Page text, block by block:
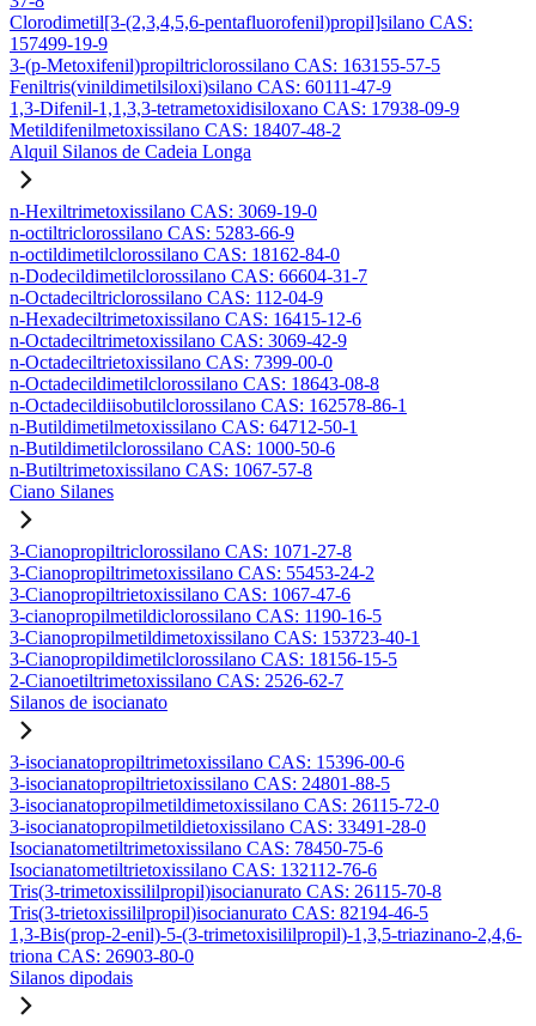
Clorodimetil[3-(2,3,4,5,6-pentafluorofenil)propil]silano CAS:
157499-19-9
3-(p-Metoxifenil)propiltriclorossilano CAS: 163155-57-5
Feniltris(vinildimetilsiloxi)silano CAS: 60111-47-9
1,3-Difenil-1,1,3,3-tetrametoxidisiloxano CAS: 17938-09-9
Metildifenilmetoxissilano CAS: 18407-48-2
Alquil Silanos de Cadeia Longa
n-Hexiltrimetoxissilano CAS: 3069-19-0
n-octiltriclorossilano CAS: 5283-66-9
n-octildimetilclorossilano CAS: 18162-84-0
n-Dodecildimetilclorossilano CAS: 66604-31-7
n-Octadeciltriclorossilano CAS: 112-04-9
n-Hexadeciltrimetoxissilano CAS: 16415-12-6
n-Octadeciltrimetoxissilano CAS: 3069-42-9
n-Octadeciltrietoxissilano CAS: 7399-00-0
n-Octadecildimetilclorossilano CAS: 18643-08-8
n-Octadecildiisobutilclorossilano CAS: 162578-86-1
n-Butildimetilmetoxissilano CAS: 64712-50-1
n-Butildimetilclorossilano CAS: 1000-50-6
n-Butiltrimetoxissilano CAS: 1067-57-8
Ciano Silanes
3-Cianopropiltriclorossilano CAS: 1071-27-8
3-Cianopropiltrimetoxissilano CAS: 55453-24-2
3-Cianopropiltrietoxissilano CAS: 1067-47-6
3-cianopropilmetildiclorossilano CAS: 1190-16-5
3-Cianopropilmetildimetoxissilano CAS: 153723-40-1
3-Cianopropildimetilclorossilano CAS: 18156-15-5
2-Cianoetiltrimetoxissilano CAS: 2526-62-7
Silanos de isocianato
3-isocianatopropiltrimetoxissilano CAS: 15396-00-6
3-isocianatopropiltrietoxissilano CAS: 24801-88-5
3-isocianatopropilmetildimetoxissilano CAS: 26115-72-0
3-isocianatopropilmetildietoxissilano CAS: 33491-28-0
Isocianatometiltrimetoxissilano CAS: 78450-75-6
Isocianatometiltrietoxissilano CAS: 132112-76-6
Tris(3-trimetoxissililpropil)isocianurato CAS: 26115-70-8
Tris(3-trietoxissililpropil)isocianurato CAS: 82194-46-5
1,3-Bis(prop-2-enil)-5-(3-trimetoxisililpropil)-1,3,5-triazinano-2,4,6-
triona CAS: 26903-80-0
Silanos dipodais